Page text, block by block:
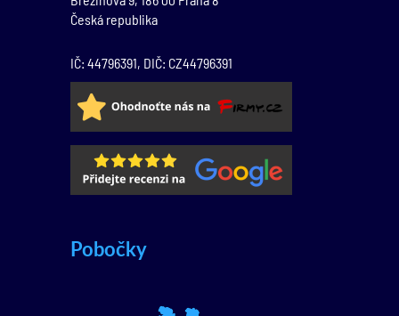
Česká republika
IČ: 44796391, DIČ: CZ44796391
Pobočky